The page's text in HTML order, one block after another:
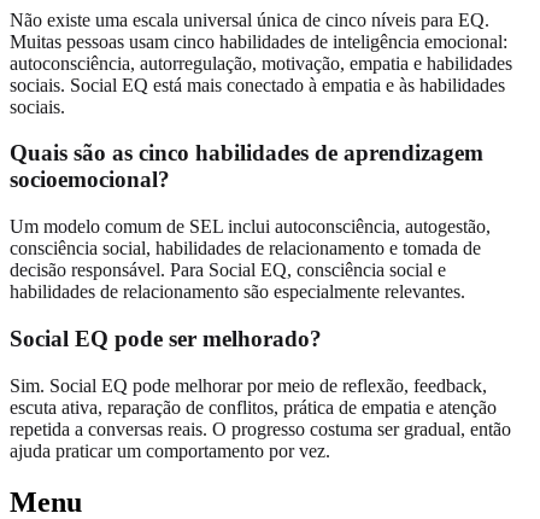
Não existe uma escala universal única de cinco níveis para EQ.
Muitas pessoas usam cinco habilidades de inteligência emocional:
autoconsciência, autorregulação, motivação, empatia e habilidades
sociais. Social EQ está mais conectado à empatia e às habilidades
sociais.
Quais são as cinco habilidades de aprendizagem
socioemocional?
Um modelo comum de SEL inclui autoconsciência, autogestão,
consciência social, habilidades de relacionamento e tomada de
decisão responsável. Para Social EQ, consciência social e
habilidades de relacionamento são especialmente relevantes.
Social EQ pode ser melhorado?
Sim. Social EQ pode melhorar por meio de reflexão, feedback,
escuta ativa, reparação de conflitos, prática de empatia e atenção
repetida a conversas reais. O progresso costuma ser gradual, então
ajuda praticar um comportamento por vez.
Menu